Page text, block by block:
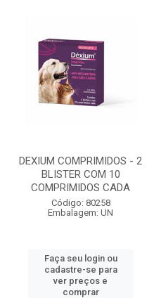
DEXIUM COMPRIMIDOS - 2
BLISTER COM 10
COMPRIMIDOS CADA
Código: 80258
Embalagem: UN
Faça seu login ou
cadastre-se para
ver preços e
comprar